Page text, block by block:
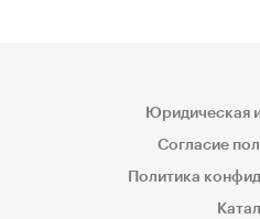
Юридическая
Согласие
Политика